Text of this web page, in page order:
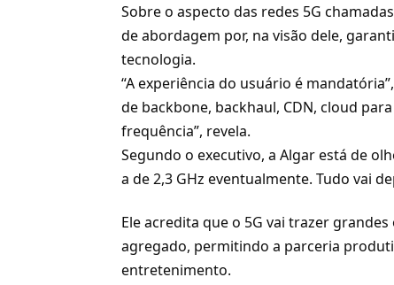
Sobre o aspecto das redes 5G
de abordagem por, na visão dele,
tecnologia.
“A experiência do usuário é
de backbone, backhaul, CDN, cloud
frequência”, revela.
Segundo o executivo, a Algar está de
a de 2,3 GHz eventualmente. Tudo vai
Ele acredita que o 5G vai trazer
agregado, permitindo a parceria
entretenimento.